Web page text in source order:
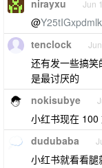
nirayxu Jun
@Y25tIGxpdmlk
tenclock
还有发一些搞
是最讨厌的
nokisubye
小红书现在
dudubaba
小红书就看看